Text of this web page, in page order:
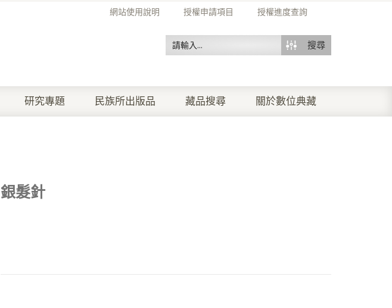
網站使用說明 授權申請項目 授權進度查詢
搜尋
研究專題 民族所出版品 藏品搜尋 關於數位典藏
銀髮針